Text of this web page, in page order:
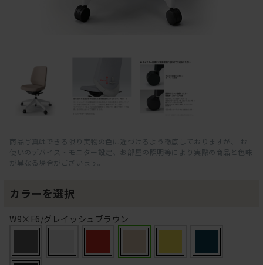
商品写真はできる限り実物の色に近づけるよう徹底しておりますが、 お
使いのデバイス・モニター設定、お部屋の照明等により実際の商品と色味
が異なる場合がございます。
カラーを選択
W9×F6/グレイッシュブラウン